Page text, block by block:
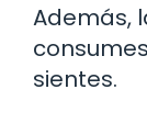
Además,
sientes.